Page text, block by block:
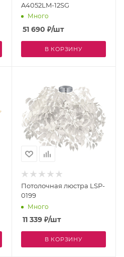
A4052LM-12SG
Много
51 690 ₽/шт
В КОРЗИНУ
Потолочная люстра LSP-
0199
Много
11 339₽/шт
В КОРЗИНУ